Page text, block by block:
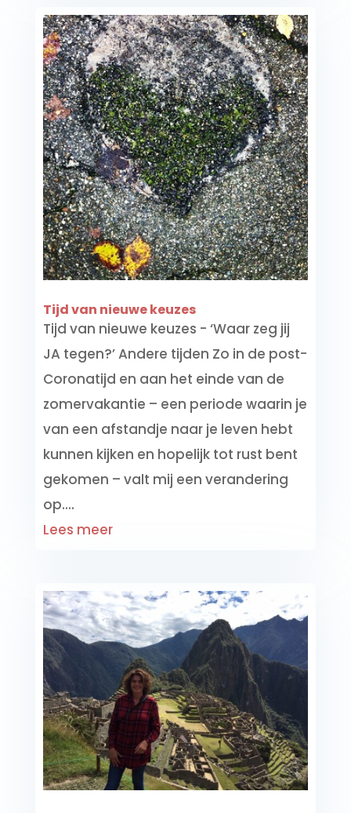
Tijd van nieuwe keuzes
Tijd van nieuwe keuzes - ‘Waar zeg jij
JA tegen?’ Andere tijden Zo in de post-
Coronatijd en aan het einde van de
zomervakantie – een periode waarin je
van een afstandje naar je leven hebt
kunnen kijken en hopelijk tot rust bent
gekomen – valt mij een verandering
op....
Lees meer